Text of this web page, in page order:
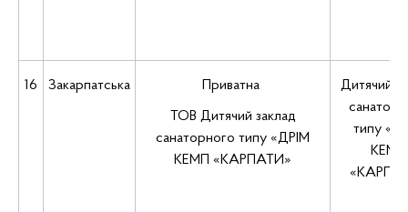
16 Закарпатська Приватна
ТОВ Дитячий заклад
санаторного типу «ДРІМ
КЕМП «КАРПАТИ»
Дитячий
типу
КЕМП